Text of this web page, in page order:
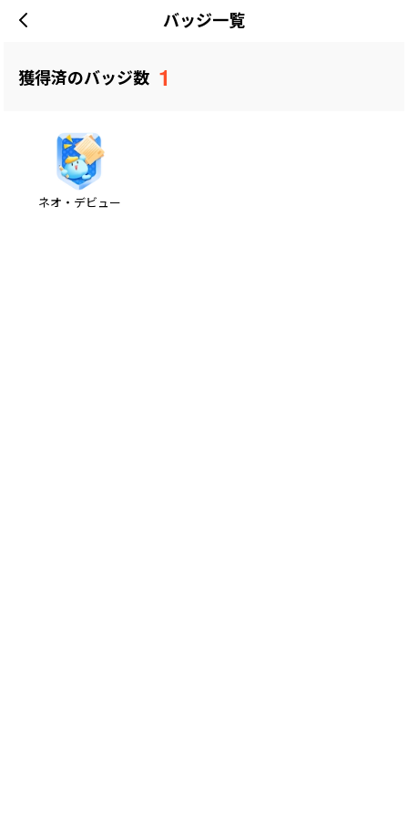
バッジ一覧
獲得済のバッジ数 1
ネオ・デビュー